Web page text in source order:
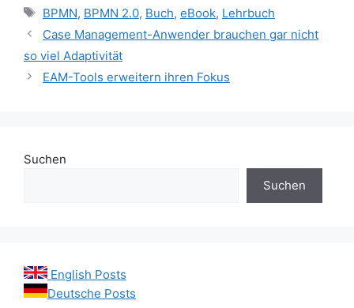
Schlagwörter
BPMN, BPMN 2.0, Buch, eBook, Lehrbuch
Case Management-Anwender brauchen gar nicht
so viel Adaptivität
EAM-Tools erweitern ihren Fokus
Suchen
Suchen
English Posts
Deutsche Posts